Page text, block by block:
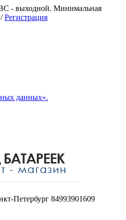
- выходной. Минимальная
/Регистрация
данных».
Петербург 84993901609